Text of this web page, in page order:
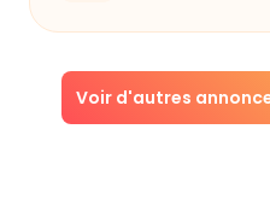
Voir d'autres